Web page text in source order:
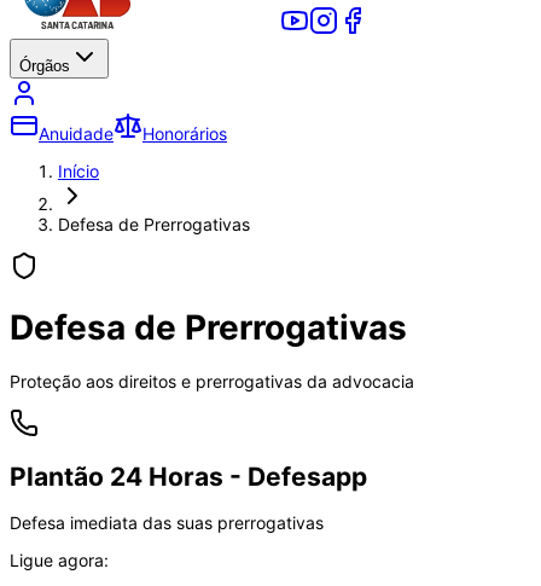
Órgãos
Anuidade
Honorários
Início
Defesa de Prerrogativas
Defesa de Prerrogativas
Proteção aos direitos e prerrogativas da advocacia
Plantão 24 Horas - Defesapp
Defesa imediata das suas prerrogativas
Ligue agora: